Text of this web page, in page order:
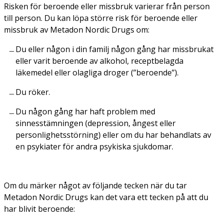
Risken för beroende eller missbruk varierar från person
till person. Du kan löpa större risk för beroende eller
missbruk av Metadon Nordic Drugs om:
Du eller någon i din familj någon gång har missbrukat
eller varit beroende av alkohol, receptbelagda
läkemedel eller olagliga droger (”beroende”).
Du röker.
Du någon gång har haft problem med
sinnesstämningen (depression, ångest eller
personlighetsstörning) eller om du har behandlats av
en psykiater för andra psykiska sjukdomar.
Om du märker något av följande tecken när du tar
Metadon Nordic Drugs kan det vara ett tecken på att du
har blivit beroende: